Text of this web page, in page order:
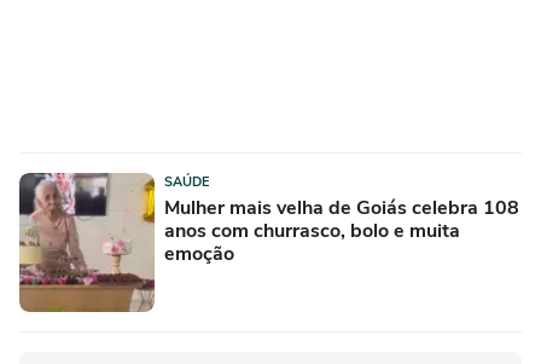
SAÚDE
Mulher mais velha de Goiás celebra 108
anos com churrasco, bolo e muita
emoção